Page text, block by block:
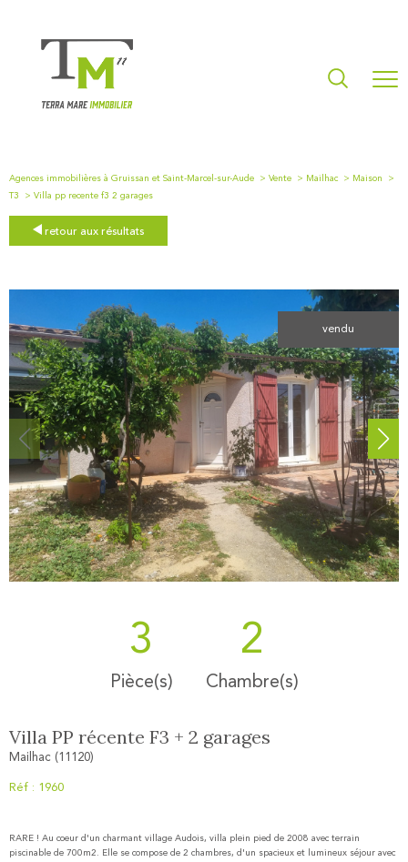
Agences immobilières à Gruissan et Saint-Marcel-sur-Aude Vente Mailhac
Maison
T3
Villa pp recente f3 2 garages
retour aux résultats
vendu
3
Pièce(s)
2
Chambre(s)
Villa PP récente F3 + 2 garages
Mailhac (11120)
Réf : 1960
RARE ! Au coeur d'un charmant village Audois, villa plein pied de 2008 avec terrain
piscinable de 700m2. Elle se compose de 2 chambres, d'un spacieux et lumineux séjour avec